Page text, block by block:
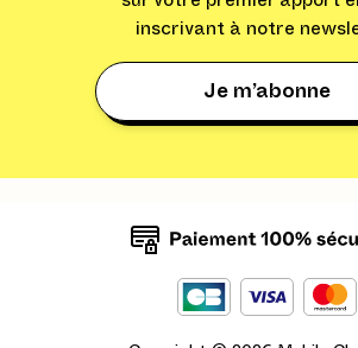
inscrivant à notre
Je m’abonne